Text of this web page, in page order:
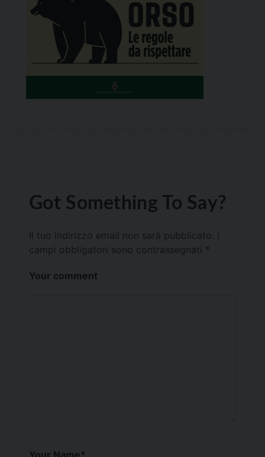
Got Something To Say?
Il tuo indirizzo email non sarà pubblicato.
campi obbligatori sono contrassegnati *
Your comment